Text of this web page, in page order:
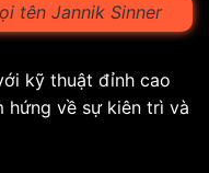
tên Jannik Sinner
kỹ thuật đỉnh cao
hứng về sự kiên trì và